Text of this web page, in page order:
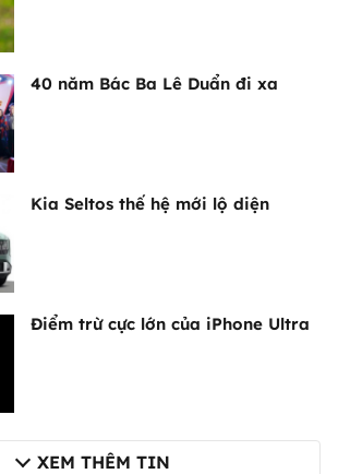
40 năm Bác Ba Lê Duẩn đi xa
Kia Seltos thế hệ mới lộ diện
Điểm trừ cực lớn của iPhone Ultra
XEM THÊM TIN